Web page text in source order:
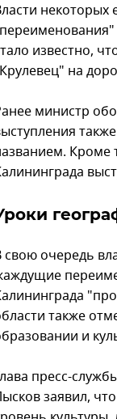
некоторых
известно,
на
министр
Кроме
свою очередь
также
и
пресс-
заявил,